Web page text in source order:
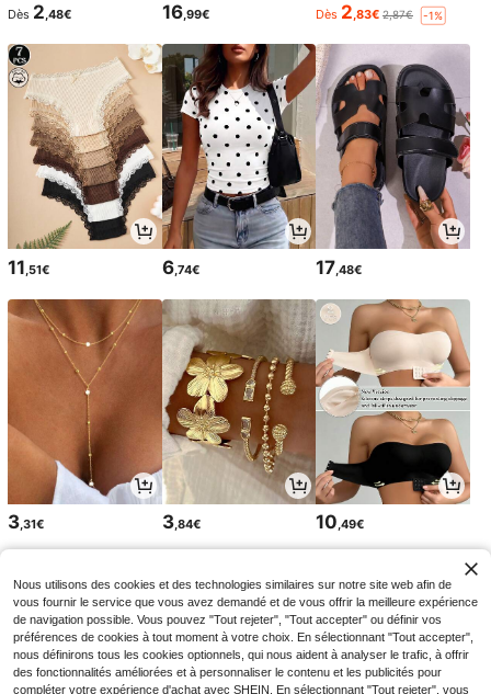
Dès 2,48€ 16,99€ Dès 2,83€ 2,87€ -1%
11 ,51€ 6,74€ 17 ,48€
3 ,31€ 3,84€ 10 ,49€
Nous utilisons des cookies et des technologies similaires sur notre site web afin de
vous fournir le service que vous avez demandé et de vous offrir la meilleure expérience
de navigation possible. Vous pouvez "Tout rejeter", "Tout accepter" ou définir vos
préférences de cookies à tout moment à votre choix. En sélectionnant "Tout accepter",
nous définirons tous les cookies optionnels, qui nous aident à analyser le trafic, à offrir
des fonctionnalités améliorées et à personnaliser le contenu et les publicités pour
compléter votre expérience d'achat avec SHEIN. En sélectionnant "Tout rejeter", vous